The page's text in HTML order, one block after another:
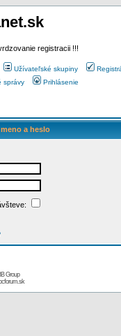
registracii !!!
Užívateľské skupiny
správy Prihlásenie
a heslo
Group